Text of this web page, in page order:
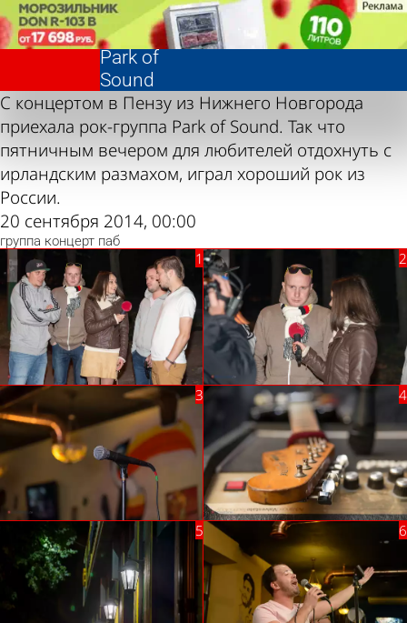
Концерт
группы
Park of
Sound
Фотолента,
«Культура»
С концертом в Пензу из Нижнего Новгорода
приехала рок-группа Park of Sound. Так что
пятничным вечером для любителей отдохнуть с
ирландским размахом, играл хороший рок из
России.
20 сентября 2014, 00:00
группа концерт паб
Концерт
группы
Park of
Sound
Фотолента,
«Культура»